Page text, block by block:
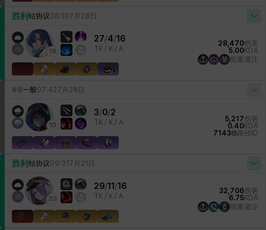
胜利 钴协议08:107月28日
19
27/4/16
TK / K / A
28,470伤害
5.00KDA
能量灌注
#8一般07:427月28日
10 1
3/0/2
TK / K / A 5,217伤害
0.40KDA
7143
路径ID
胜利 钴协议09:31 7月21日
20
29/11 /16
TK / K / A
32,706伤害
6.75KDA
能量灌注